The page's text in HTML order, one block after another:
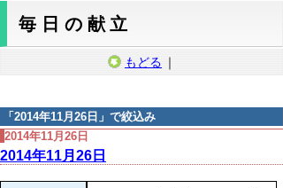
毎日の献立
もどる ｜
「 2014年11月26日 」で絞込み
2014年11月26日
2014年11月26日